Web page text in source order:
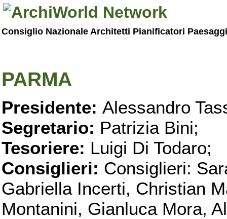
Consiglio Nazionale Architetti Pianificatori
PARMA
Presidente: Alessandro
Segretario: Patrizia Bini;
Tesoriere: Luigi Di Todaro;
Consiglieri: Consiglieri:
Gabriella Incerti, Christian
Montanini, Gianluca Mora,